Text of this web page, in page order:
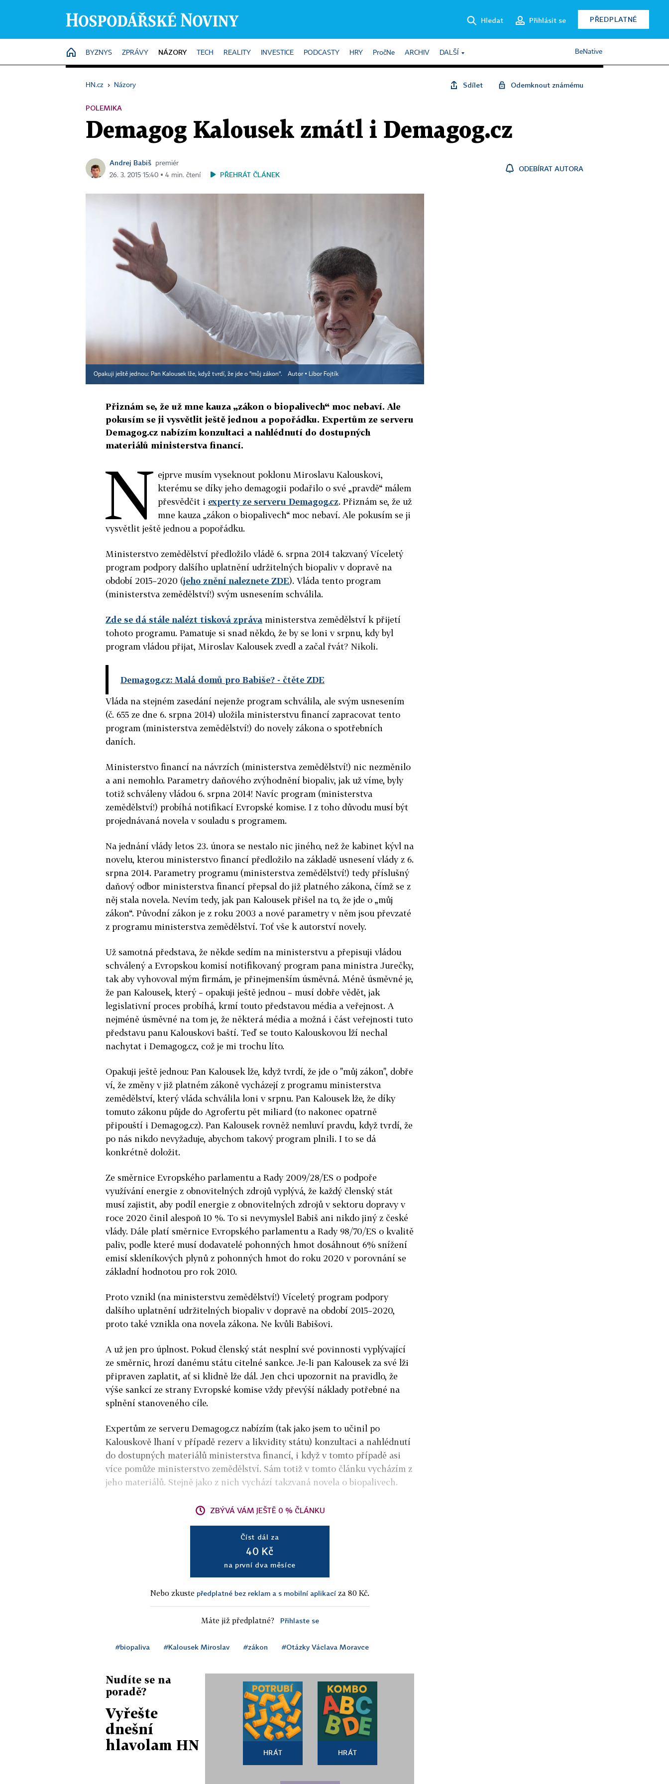
Hledat Přihlásit se PŘEDPLATNÉ
HOME
BYZNYS ZPRÁVY NÁZORY TECH REALITY INVESTICE PODCASTY HRY PročNe ARCHIV DALŠÍ BeNative
HN.cz › Názory Sdílet Odemknout známému
POLEMIKA
Demagog Kalousek zmátl i Demagog.cz
Andrej Babiš
premiér
26. 3. 2015 15:40 ▪ 4 min. čtení
PŘEHRÁT ČLÁNEK
ODEBÍRAT AUTORA
Opakuji ještě jednou: Pan Kalousek lže, když tvrdí, že jde o "můj zákon". Autor ▪ Libor Fojtík
Přiznám se, že už mne kauza „zákon o biopalivech“ moc nebaví. Ale
pokusím se ji vysvětlit ještě jednou a popořádku. Expertům ze serveru
Demagog.cz nabízím konzultaci a nahlédnutí do dostupných
materiálů ministerstva financí.
N ejprve musím vyseknout poklonu Miroslavu Kalouskovi,
kterému se díky jeho demagogii podařilo o své „pravdě“ málem
přesvědčit i experty ze serveru Demagog.cz. Přiznám se, že už
mne kauza „zákon o biopalivech“ moc nebaví. Ale pokusím se ji
vysvětlit ještě jednou a popořádku.
Ministerstvo zemědělství předložilo vládě 6. srpna 2014 takzvaný Víceletý
program podpory dalšího uplatnění udržitelných biopaliv v dopravě na
období 2015–2020 (jeho znění naleznete ZDE). Vláda tento program
(ministerstva zemědělství!) svým usnesením schválila.
Zde se dá stále nalézt tisková zpráva ministerstva zemědělství k přijetí
tohoto programu. Pamatuje si snad někdo, že by se loni v srpnu, kdy byl
program vládou přijat, Miroslav Kalousek zvedl a začal řvát? Nikoli.
Demagog.cz: Malá domů pro Babiše? - čtěte ZDE
Vláda na stejném zasedání nejenže program schválila, ale svým usnesením
(č. 655 ze dne 6. srpna 2014) uložila ministerstvu financí zapracovat tento
program (ministerstva zemědělství!) do novely zákona o spotřebních
daních.
Ministerstvo financí na návrzích (ministerstva zemědělství!) nic nezměnilo
a ani nemohlo. Parametry daňového zvýhodnění biopaliv, jak už víme, byly
totiž schváleny vládou 6. srpna 2014! Navíc program (ministerstva
zemědělství!) probíhá notifikací Evropské komise. I z toho důvodu musí být
projednávaná novela v souladu s programem.
Na jednání vlády letos 23. února se nestalo nic jiného, než že kabinet kývl na
novelu, kterou ministerstvo financí předložilo na základě usnesení vlády z 6.
srpna 2014. Parametry programu (ministerstva zemědělství!) tedy příslušný
daňový odbor ministerstva financí přepsal do již platného zákona, čímž se z
něj stala novela. Nevím tedy, jak pan Kalousek přišel na to, že jde o „můj
zákon“. Původní zákon je z roku 2003 a nové parametry v něm jsou převzaté
z programu ministerstva zemědělství. Toť vše k autorství novely.
Už samotná představa, že někde sedím na ministerstvu a přepisuji vládou
schválený a Evropskou komisí notifikovaný program pana ministra Jurečky,
tak aby vyhovoval mým firmám, je přinejmenším úsměvná. Méně úsměvné je,
že pan Kalousek, který – opakuji ještě jednou – musí dobře vědět, jak
legislativní proces probíhá, krmí touto představou média a veřejnost. A
nejméně úsměvné na tom je, že některá média a možná i část veřejnosti tuto
představu panu Kalouskovi baští. Teď se touto Kalouskovou lží nechal
nachytat i Demagog.cz, což je mi trochu líto.
Opakuji ještě jednou: Pan Kalousek lže, když tvrdí, že jde o "můj zákon", dobře
ví, že změny v již platném zákoně vycházejí z programu ministerstva
zemědělství, který vláda schválila loni v srpnu. Pan Kalousek lže, že díky
tomuto zákonu půjde do Agrofertu pět miliard (to nakonec opatrně
připouští i Demagog.cz). Pan Kalousek rovněž nemluví pravdu, když tvrdí, že
po nás nikdo nevyžaduje, abychom takový program plnili. I to se dá
konkrétně doložit.
Ze směrnice Evropského parlamentu a Rady 2009/28/ES o podpoře
využívání energie z obnovitelných zdrojů vyplývá, že každý členský stát
musí zajistit, aby podíl energie z obnovitelných zdrojů v sektoru dopravy v
roce 2020 činil alespoň 10 %. To si nevymyslel Babiš ani nikdo jiný z české
vlády. Dále platí směrnice Evropského parlamentu a Rady 98/70/ES o kvalitě
paliv, podle které musí dodavatelé pohonných hmot dosáhnout 6% snížení
emisí skleníkových plynů z pohonných hmot do roku 2020 v porovnání se
základní hodnotou pro rok 2010.
Proto vznikl (na ministerstvu zemědělství!) Víceletý program podpory
dalšího uplatnění udržitelných biopaliv v dopravě na období 2015–2020,
proto také vznikla ona novela zákona. Ne kvůli Babišovi.
A už jen pro úplnost. Pokud členský stát nesplní své povinnosti vyplývající
ze směrnic, hrozí danému státu citelné sankce. Je-li pan Kalousek za své lži
připraven zaplatit, ať si klidně lže dál. Jen chci upozornit na pravidlo, že
výše sankcí ze strany Evropské komise vždy převýší náklady potřebné na
splnění stanoveného cíle.
Expertům ze serveru Demagog.cz nabízím (tak jako jsem to učinil po
Kalouskově lhaní v případě rezerv a likvidity státu) konzultaci a nahlédnutí
do dostupných materiálů ministerstva financí, i když v tomto případě asi
více pomůže ministerstvo zemědělství. Sám totiž v tomto článku vycházím z
jeho materiálů. Stejně jako z nich vychází takzvaná novela o biopalivech.
ZBÝVÁ VÁM JEŠTĚ 0 % ČLÁNKU
Číst dál za
40 Kč
na první dva měsíce
Nebo zkuste předplatné bez reklam a s mobilní aplikací za 80 Kč.
Máte již předplatné? Přihlaste se
#biopaliva #Kalousek Miroslav #zákon #Otázky Václava Moravce
Nudíte se na
poradě?
Vyřešte
dnešní
hlavolam HN
HRÁT HRÁT